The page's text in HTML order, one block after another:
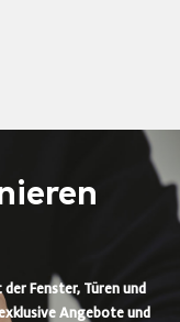
Fenster, Türen und
Angebote und